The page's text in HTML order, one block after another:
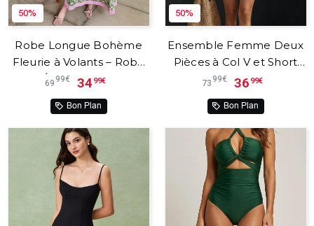
50%
Robe Longue Bohème
Fleurie à Volants – Robe
d’Été Fluide sans
Manches avec Poches
6999€ 34 99€
Bon Plan
50%
Ensemble Femme Deux
Pièces à Col V et Short
Assorti – Orlena™
7399€ 36 99€
Bon Plan